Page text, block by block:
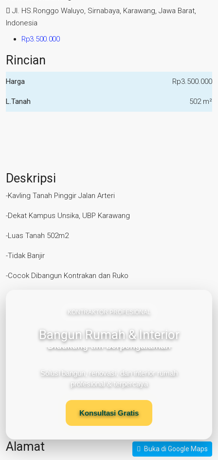
Jl. HS.Ronggo Waluyo, Sirnabaya, Karawang, Jawa Barat,
Indonesia
Rp3.500.000
Rincian
Harga Rp3.500.000
L.Tanah 502 m²
Deskripsi
-Kavling Tanah Pinggir Jalan Arteri
-Dekat Kampus Unsika, UBP Karawang
-Luas Tanah 502m2
-Tidak Banjir
-Cocok Dibangun Kontrakan dan Ruko
KONTRAKTOR PROFESIONAL
Bangun Rumah & Interior
Didukung tim berpengalaman
Solusi bangun, renovasi, dan interior rumah
profesional & terpercaya
Konsultasi Gratis
Alamat Buka di Google Maps